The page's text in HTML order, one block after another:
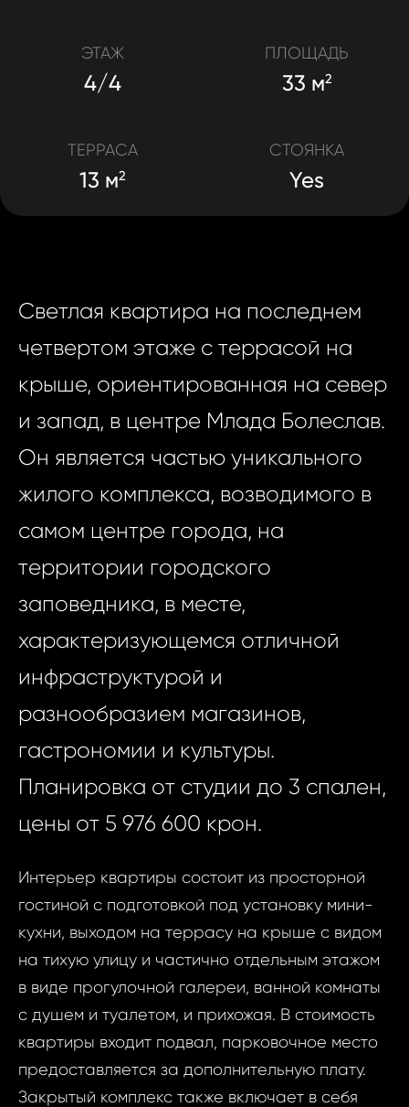
ЭТАЖ
4/4
ПЛОЩАДЬ
33 м2
ТЕРРАСА
13 м2
СТОЯНКА
Yes
Светлая квартира на последнем
четвертом этаже с террасой на
крыше, ориентированная на север
и запад, в центре Млада Болеслав.
Он является частью уникального
жилого комплекса, возводимого в
самом центре города, на
территории городского
заповедника, в месте,
характеризующемся отличной
инфраструктурой и
разнообразием магазинов,
гастрономии и культуры.
Планировка от студии до 3 спален,
цены от 5 976 600 крон.
Интерьер квартиры состоит из просторной
гостиной с подготовкой под установку мини-
кухни, выходом на террасу на крыше с видом
на тихую улицу и частично отдельным этажом
в виде прогулочной галереи, ванной комнаты
с душем и туалетом, и прихожая. В стоимость
квартиры входит подвал, парковочное место
предоставляется за дополнительную плату.
Закрытый комплекс также включает в себя